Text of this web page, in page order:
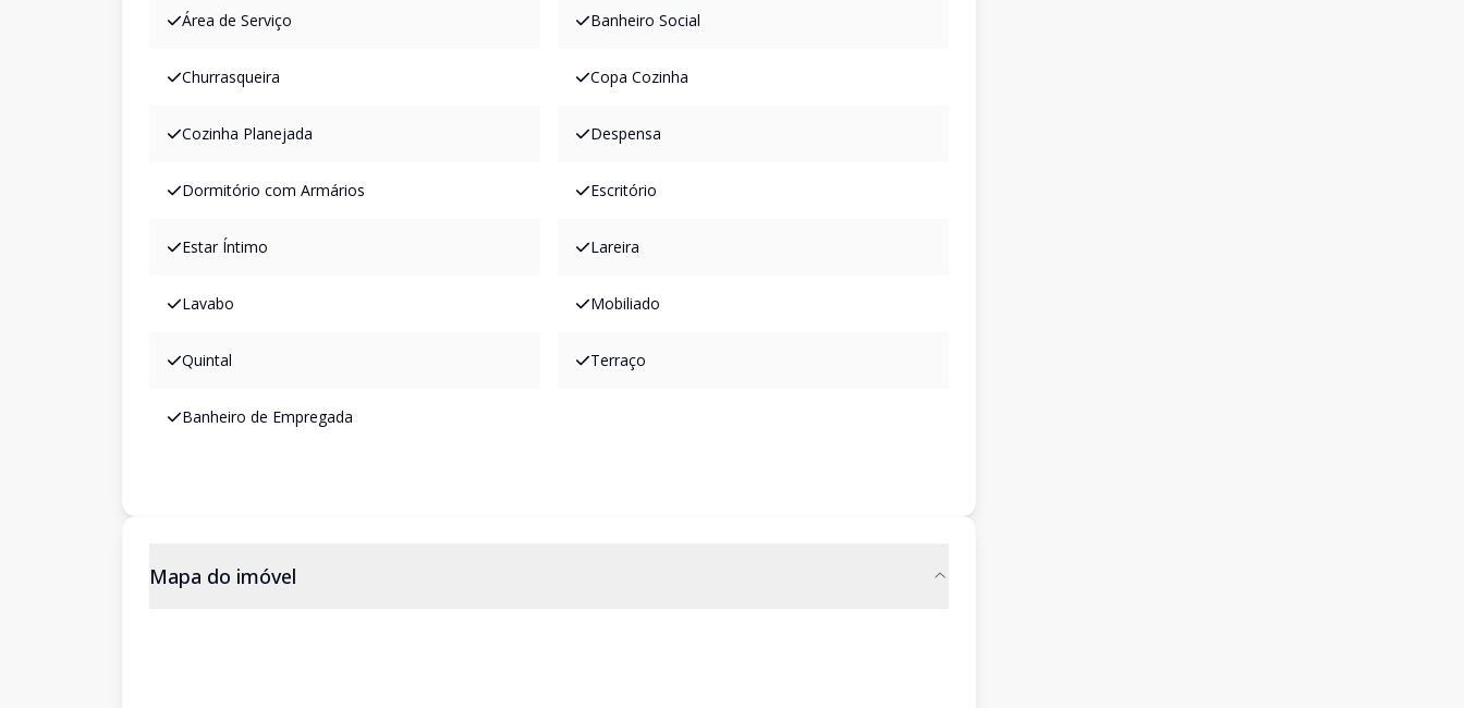
Área de Serviço Banheiro Social
Churrasqueira Copa Cozinha
Cozinha Planejada Despensa
Dormitório com Armários Escritório
Estar Íntimo Lareira
Lavabo Mobiliado
Quintal Terraço
Banheiro de Empregada
Mapa do imóvel